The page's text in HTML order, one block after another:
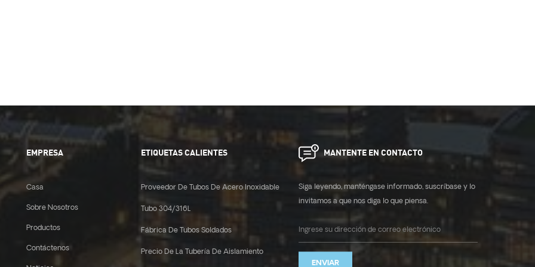
EMPRESA
Casa
Sobre Nosotros
Productos
Contáctenos
ETIQUETAS CALIENTES
Proveedor De Tubos De Acero Inoxidable
Tubo 304/316L
Fábrica De Tubos Soldados
Precio De La Tubería De Aislamiento
MANTENTE EN CONTACTO
Siga leyendo, manténgase informado, suscríbase y lo
invitamos a que nos diga lo que piensa.
ENVIAR